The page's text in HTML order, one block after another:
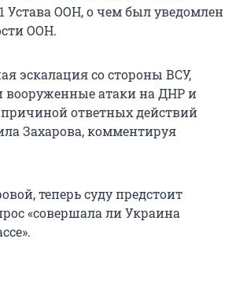
Устава ООН, о чем был уведомлен
ООН.
эскалация со стороны ВСУ,
вооруженные атаки на ДНР и
ответных действий
Захарова, комментируя
теперь суду предстоит
«совершала ли Украина